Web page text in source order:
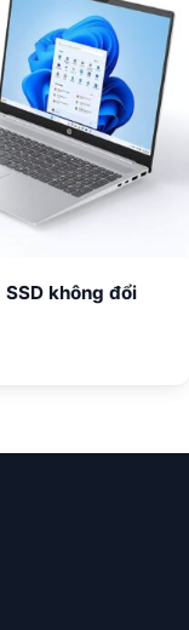
không đổi